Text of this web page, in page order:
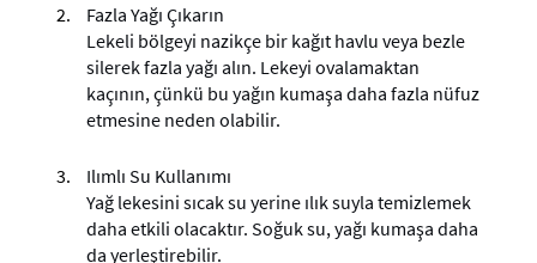
Fazla Yağı Çıkarın
Lekeli bölgeyi nazikçe bir kağıt havlu veya bezle
silerek fazla yağı alın. Lekeyi ovalamaktan
kaçının, çünkü bu yağın kumaşa daha fazla nüfuz
etmesine neden olabilir.
Ilımlı Su Kullanımı
Yağ lekesini sıcak su yerine ılık suyla temizlemek
daha etkili olacaktır. Soğuk su, yağı kumaşa daha
da yerleştirebilir.